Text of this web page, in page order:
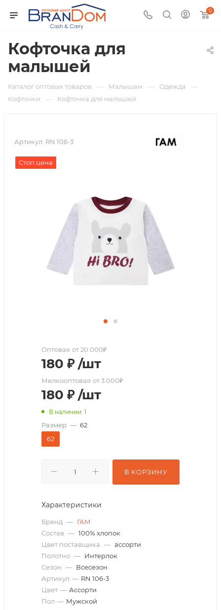
0
Кофточка для
малышей
Каталог оптовых товаров — Малышам — Одежда —
Кофточки — Кофточка для малышей
Артикул: RN 106-3
Стоп цена
Оптовая от 20 000₽
180 ₽ /шт
Мелкооптовая от 3 000₽
180 ₽ /шт
В наличии: 1
Размер — 62
62
В КОРЗИНУ
Характеристики
Бренд — ГАМ
Состав — 100% хлопок
Цвет поставщика — ассорти
Полотно — Интерлок
Сезон — Всесезон
Артикул — RN 106-3
Цвет — Ассорти
Пол — Мужской